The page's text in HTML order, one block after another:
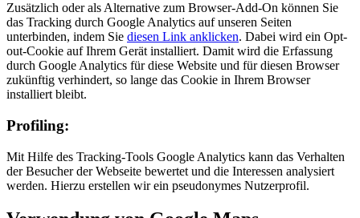
Zusätzlich oder als Alternative zum Browser-Add-On können Sie
das Tracking durch Google Analytics auf unseren Seiten
unterbinden, indem Sie diesen Link anklicken. Dabei wird ein Opt-
out-Cookie auf Ihrem Gerät installiert. Damit wird die Erfassung
durch Google Analytics für diese Website und für diesen Browser
zukünftig verhindert, so lange das Cookie in Ihrem Browser
installiert bleibt.
Profiling:
Mit Hilfe des Tracking-Tools Google Analytics kann das Verhalten
der Besucher der Webseite bewertet und die Interessen analysiert
werden. Hierzu erstellen wir ein pseudonymes Nutzerprofil.